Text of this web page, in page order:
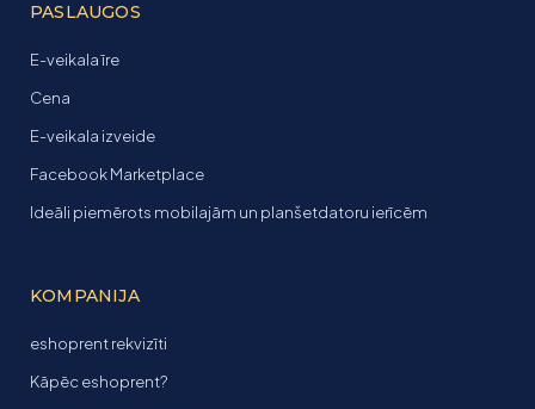
PASLAUGOS
E-veikala īre
Cena
E-veikala izveide
Facebook Marketplace
Ideāli piemērots mobilajām un planšetdatoru ierīcēm
KOMPANIJA
eshoprent rekvizīti
Kāpēc eshoprent?